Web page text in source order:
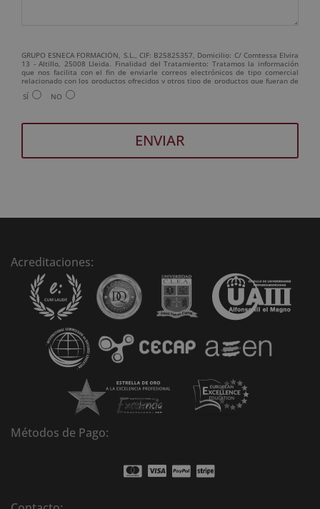
GRUPO ESNECA FORMACIÓN, S.L., CIF: B25825357, Domicilio: C/ Comtessa Elvira
13 - Altillo, 25008 Lleida. Finalidad del Tratamiento: Tratamos la información
que nos facilita con el fin de enviarle correos electrónicos de tipo comercial
relacionado con los productos ofrecidos y otros tipo de productos que fueran de
su interés. Legitimación del tratamiento: Consentimiento del interesado.
Derechos: Puede ejercitar sus derechos identificándose suficientemente,
telefónica y/o email):
SÍ NO
e
Acreditaciones:
Métodos de Pago: